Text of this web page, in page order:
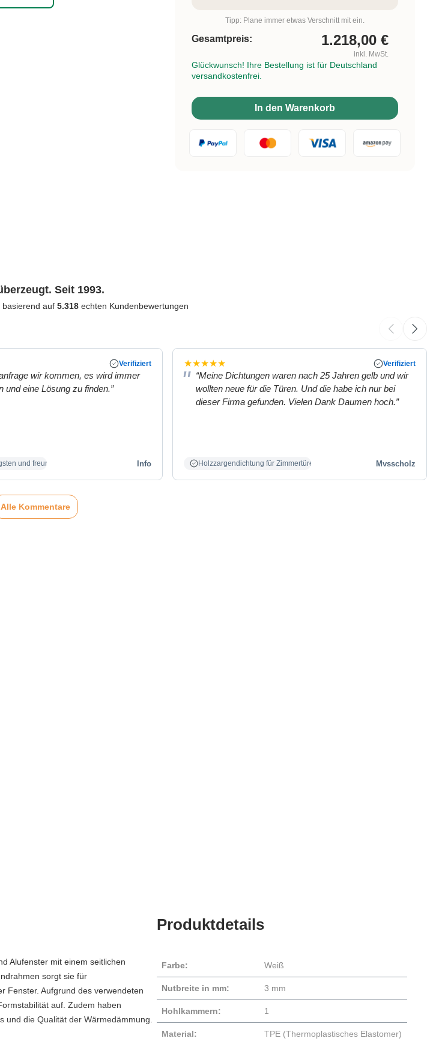
Tipp: Plane immer etwas Verschnitt mit ein.
Gesamtpreis: 1.218,00 €
inkl. MwSt.
Glückwunsch! Ihre Bestellung ist für Deutschland
versandkostenfrei.
In den Warenkorb
Seit 1993.
basierend auf 5.318 echten Kundenbewertungen
Verifiziert
wir kommen, es wird immer
und eine Lösung zu finden.”
und freundlichsten Partner Info
★★★★★ Verifiziert
“Meine Dichtungen waren nach 25 Jahren gelb und wir
wollten neue für die Türen. Und die habe ich nur bei
dieser Firma gefunden. Vielen Dank Daumen hoch.”
Holzzargendichtung für Zimmertüren weiß. Mvsscholz
Alle Kommentare
Alufenster mit einem seitlichen
sorgt sie für
Fenster. Aufgrund des verwendeten
auf. Zudem haben
und die Qualität der Wärmedämmung.
Produktdetails
Farbe: Weiß
Nutbreite in mm: 3 mm
Hohlkammern: 1
Material: TPE (Thermoplastisches Elastomer)